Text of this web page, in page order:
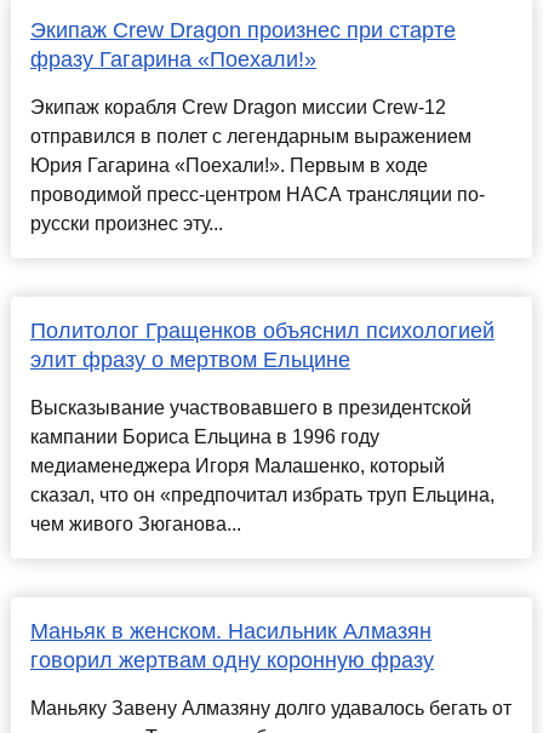
Экипаж Crew Dragon произнес при старте
фразу Гагарина «Поехали!»
Экипаж корабля Crew Dragon миссии Crew-12
отправился в полет с легендарным выражением
Юрия Гагарина «Поехали!». Первым в ходе
проводимой пресс-центром НАСА трансляции по-
русски произнес эту...
Политолог Гращенков объяснил психологией
элит фразу о мертвом Ельцине
Высказывание участвовавшего в президентской
кампании Бориса Ельцина в 1996 году
медиаменеджера Игоря Малашенко, который
сказал, что он «предпочитал избрать труп Ельцина,
чем живого Зюганова...
Маньяк в женском. Насильник Алмазян
говорил жертвам одну коронную фразу
Маньяку Завену Алмазяну долго удавалось бегать от